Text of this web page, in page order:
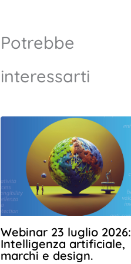
Potrebbe
interessarti
Webinar 23 luglio 2026:
Intelligenza artificiale,
marchi e design.